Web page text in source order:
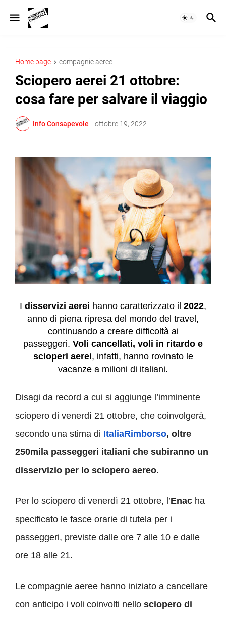
Home page compagnie aeree
Sciopero aerei 21 ottobre:
cosa fare per salvare il viaggio
Info Consapevole - ottobre 19, 2022
I disservizi aerei hanno caratterizzato il 2022,
anno di piena ripresa del mondo del travel,
continuando a creare difficoltà ai
passeggeri. Voli cancellati, voli in ritardo e
scioperi aerei, infatti, hanno rovinato le
vacanze a milioni di italiani.
Disagi da record a cui si aggiunge l’imminente
sciopero di venerdì 21 ottobre, che coinvolgerà,
secondo una stima di ItaliaRimborso, oltre
250mila passeggeri italiani che subiranno un
disservizio per lo sciopero aereo.
Per lo sciopero di venerdì 21 ottobre, l’Enac ha
specificato le fasce orarie di tutela per i
passeggeri, previste dalle ore 7 alle 10 e dalle
ore 18 alle 21.
Le compagnie aeree hanno iniziato a cancellare
con anticipo i voli coinvolti nello sciopero di